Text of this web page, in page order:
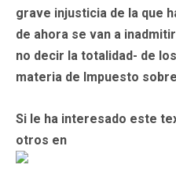
grave injusticia de la que
de ahora se van a
no decir la totalidad- de
materia de Impuesto
Si le ha interesado este
otros en